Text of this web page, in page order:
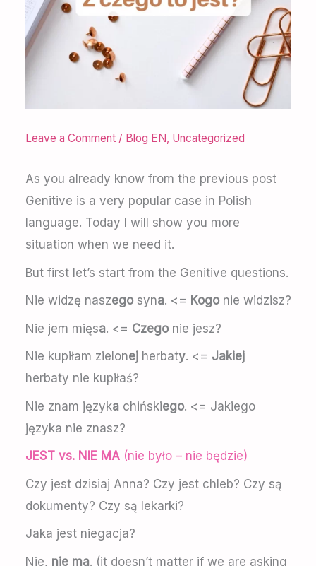
Leave a Comment / Blog EN, Uncategorized
As you already know from the previous post
Genitive is a very popular case in Polish
language. Today I will show you more
situation when we need it.
But first let’s start from the Genitive questions.
Nie widzę naszegosyna. <= Kogonie widzisz?
Nie jem mięsa. <= Czegonie jesz?
Nie kupiłam zielonejherbaty. <= Jakiej
herbaty nie kupiłaś?
Nie znam językachińskiego. <= Jakiego
języka nie znasz?
JEST vs. NIE MA(nie było – nie będzie)
Czy jest dzisiaj Anna? Czy jest chleb? Czy są
dokumenty? Czy są lekarki?
Jaka jest niegacja?
Nie, nie ma. (it doesn’t matter if we are asking